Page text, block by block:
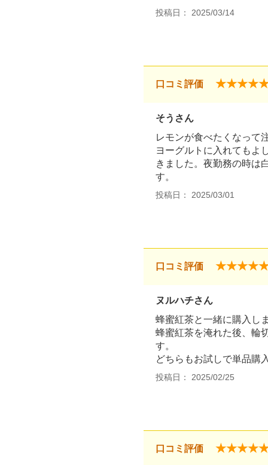
投稿日： 2025/03/14
口コミ評価
そうさん
レモンが食べたくなって
ヨーグルトに入れてもよ
きました。夜勤務の時は
す。
投稿日： 2025/03/01
口コミ評価
ヌルハチさん
蜂蜜紅茶と一緒に購入し
蜂蜜紅茶を淹れた後、輪
す。
どちらもお試しで単品購
投稿日： 2025/02/25
口コミ評価